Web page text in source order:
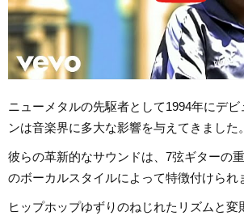
ニューメタルの先駆者として1994年にデ
ンは音楽界に多大な影響を与えてきました。
彼らの革新的なサウンドは、7弦ギターの
のボーカルスタイルによって特徴付けられ
ヒップホップゆずりのねじれたリズムと変